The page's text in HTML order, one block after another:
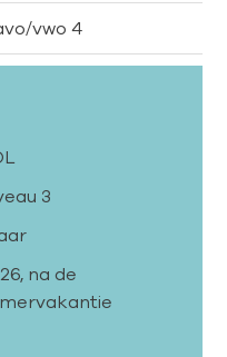
vwo 4
3
na de